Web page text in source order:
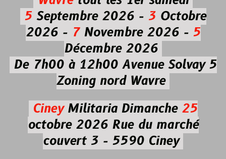
5Septembre 2026 - 3Octobre
2026 -7Novembre 2026 - 5
Décembre 2026
De 7h00 à 12h00 Avenue Solvay 5
Zoning nord Wavre
CineyMilitaria Dimanche 25
octobre 2026Rue du marché
couvert 3 - 5590 Ciney